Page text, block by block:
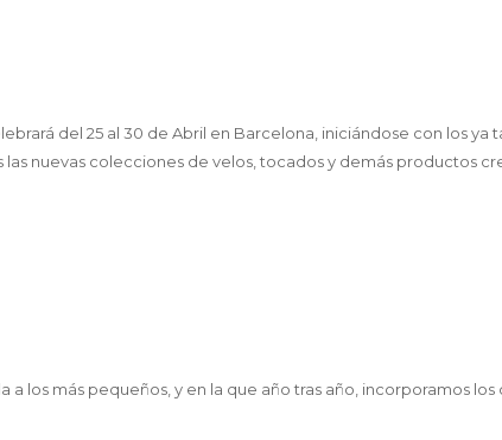
del 25 al 30 de Abril en Barcelona, iniciándose con los
nuevas colecciones de velos, tocados y demás productos
los más pequeños, y en la que año tras año, incorporamos